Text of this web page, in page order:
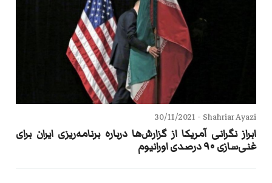
Shahriar Ayazi -
30/11/2021
ابراز نگرانی آمریکا از گزارش‌ها درباره برنامه‌ریزی ایران برای
غنی‌سازی ۹۰ درصدی اورانیوم